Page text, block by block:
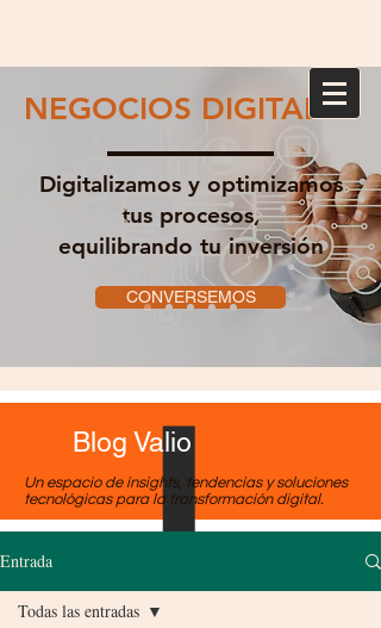
NEGOCIOS DIGITALES
Digitalizamos y optimizamos
tus procesos,
equilibrando tu inversión
CONVERSEMOS
Blog Valio
Un espacio de insights, tendencias y soluciones
tecnológicas para la transformación digital.
Entrada
Todas las entradas